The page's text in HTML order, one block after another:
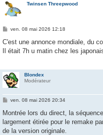
Twinsen Threepwood
M
s
a
ven. 08 mai 2026 12:18
C'est une annonce mondiale, du
Il était 7h u matin chez les
Blondex
Modérateur
M
s
a
g
ven. 08 mai 2026 20:34
Montrée lors du direct, la
largement étirée pour le remake
de la version originale.